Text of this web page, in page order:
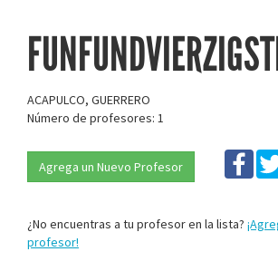
ACAPULCO, GUERRERO
Número de profesores: 1
Agrega un Nuevo Profesor
¿No encuentras a tu profesor en la lista?
profesor!